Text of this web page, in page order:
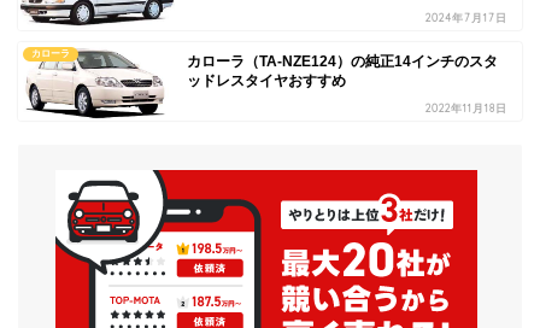
2024年7月17日
カローラ
カローラ（TA-NZE124）の純正14インチのスタ
ッドレスタイヤおすすめ
2022年11月18日